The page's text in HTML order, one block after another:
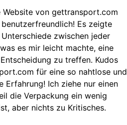
Website von gettransport.com
Es zeigte
zwischen jeder
es mir leicht machte, eine
zu treffen. Kudos
für eine so nahtlose und
Erfahrung! Ich ziehe nur einen
die Verpackung ein wenig
aber nichts zu Kritisches.